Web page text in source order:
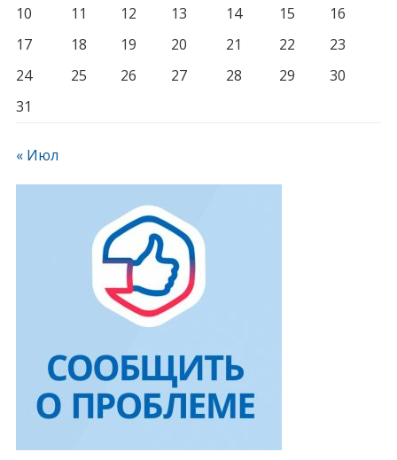
10
11 12 13 14 15
16
17
18 19 20 21 22
23
24
25 26 27 28 29
30
31
« Июл